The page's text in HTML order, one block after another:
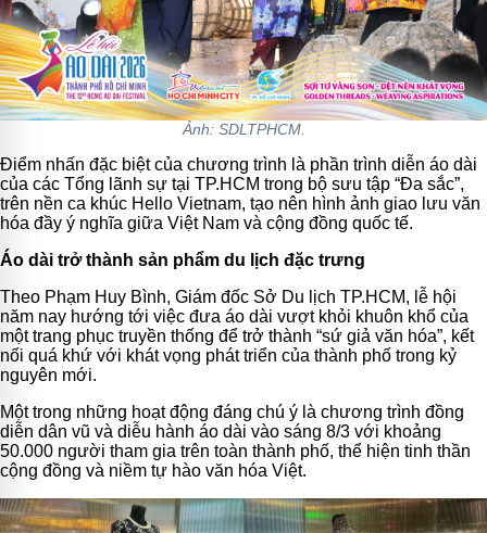
Ảnh: SDLTPHCM.
Điểm nhấn đặc biệt của chương trình là phần trình diễn áo dài
của các Tổng lãnh sự tại TP.HCM trong bộ sưu tập “Đa sắc”,
trên nền ca khúc Hello Vietnam, tạo nên hình ảnh giao lưu văn
hóa đầy ý nghĩa giữa Việt Nam và cộng đồng quốc tế.
Áo dài trở thành sản phẩm du lịch đặc trưng
Theo Phạm Huy Bình, Giám đốc Sở Du lịch TP.HCM, lễ hội
năm nay hướng tới việc đưa áo dài vượt khỏi khuôn khổ của
một trang phục truyền thống để trở thành “sứ giả văn hóa”, kết
nối quá khứ với khát vọng phát triển của thành phố trong kỷ
nguyên mới.
Một trong những hoạt động đáng chú ý là chương trình đồng
diễn dân vũ và diễu hành áo dài vào sáng 8/3 với khoảng
50.000 người tham gia trên toàn thành phố, thể hiện tinh thần
cộng đồng và niềm tự hào văn hóa Việt.